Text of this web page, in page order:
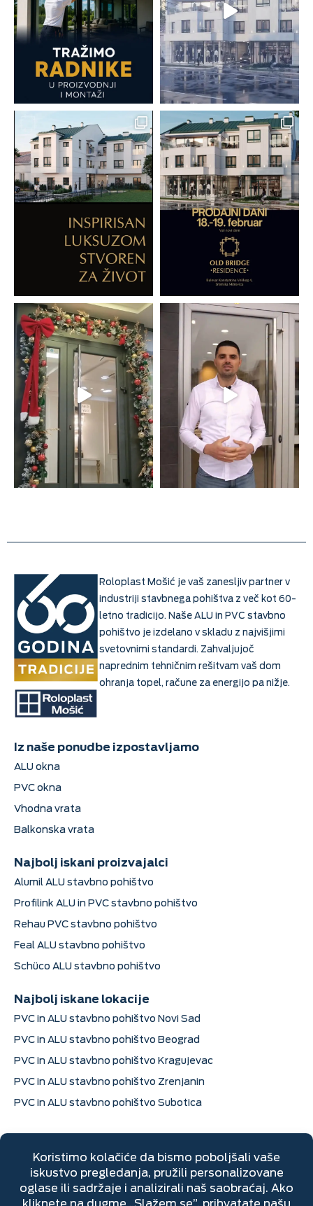
Roloplast Mošić je vaš zanesljiv partner v
industriji stavbnega pohištva z več kot 60-
letno tradicijo. Naše ALU in PVC stavbno
pohištvo je izdelano v skladu z najvišjimi
svetovnimi standardi. Zahvaljujoč
naprednim tehničnim rešitvam vaš dom
ohranja topel, račune za energijo pa nižje.
Iz naše ponudbe izpostavljamo
ALU okna
PVC okna
Vhodna vrata
Balkonska vrata
Najbolj iskani proizvajalci
Alumil ALU stavbno pohištvo
Profilink ALU in PVC stavbno pohištvo
Rehau PVC stavbno pohištvo
Feal ALU stavbno pohištvo
Schüco ALU stavbno pohištvo
Najbolj iskane lokacije
PVC in ALU stavbno pohištvo Novi Sad
PVC in ALU stavbno pohištvo Beograd
PVC in ALU stavbno pohištvo Kragujevac
PVC in ALU stavbno pohištvo Zrenjanin
PVC in ALU stavbno pohištvo Subotica
Dimitrija Davidovića 6, Sremska Mitrovica
+381 22 670 205
Ponedeljek – petek: 07h do 16h